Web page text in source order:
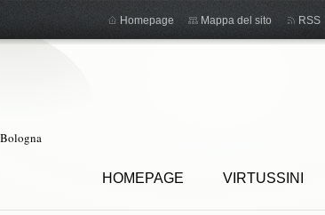
HOMEPAGE VIRTUSSINI
Homepage Mappa del sito RSS